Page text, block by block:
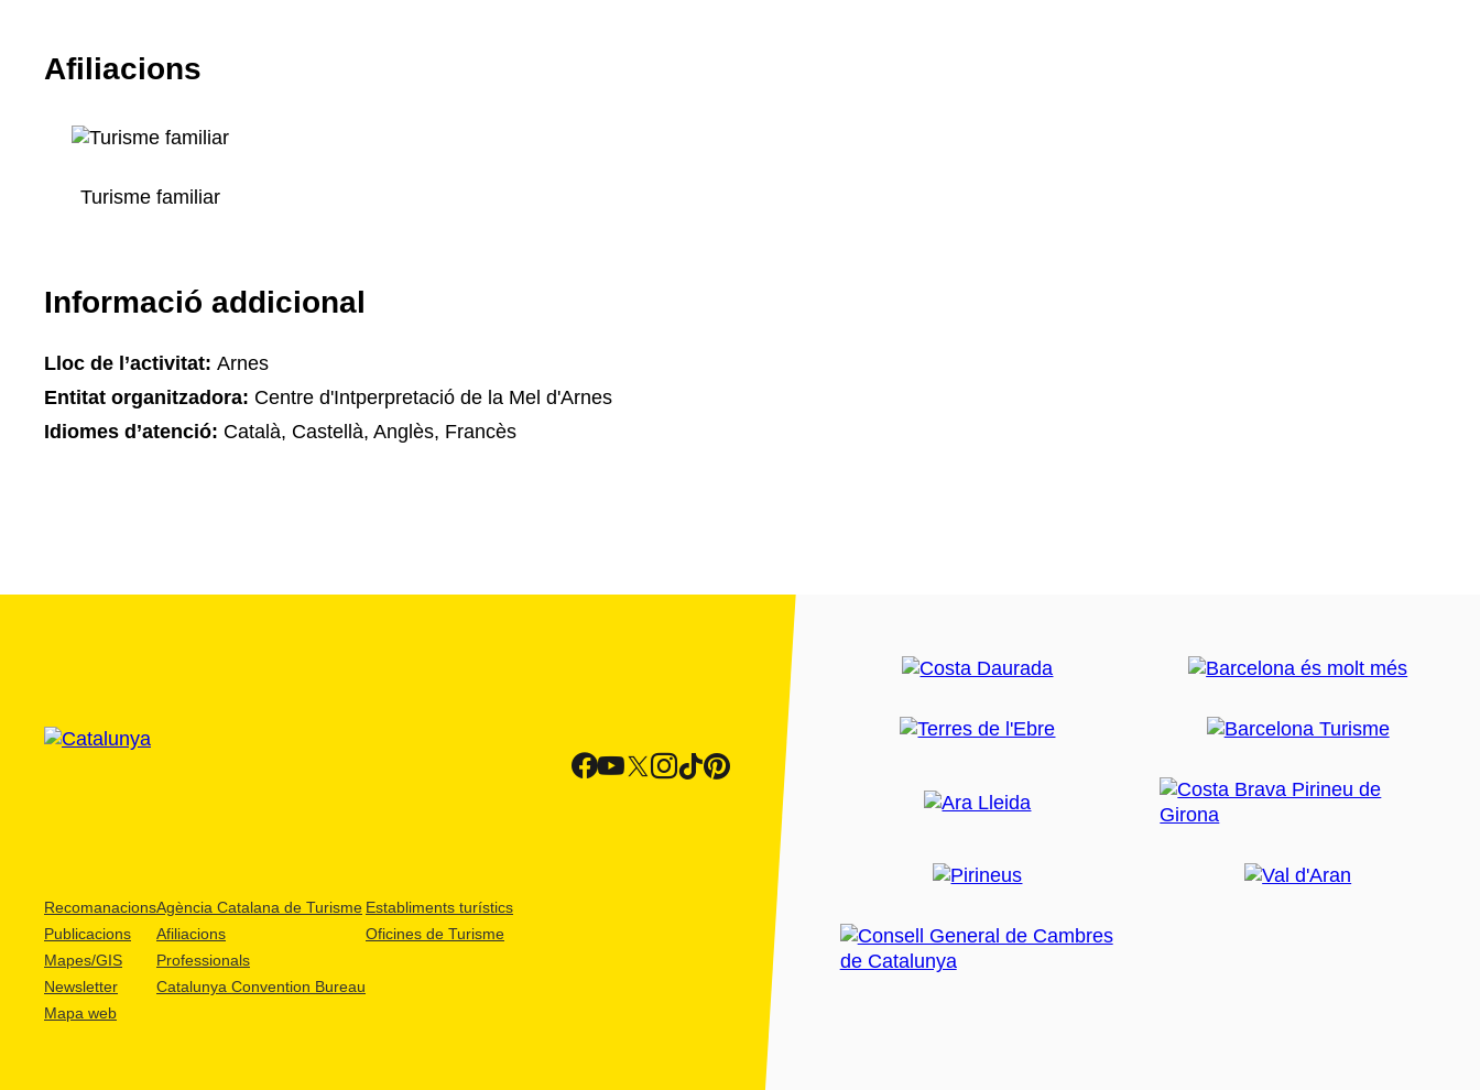
Afiliacions
Turisme familiar
Informació addicional
Lloc de l’activitat: Arnes
Entitat organitzadora: Centre d'Intperpretació de la Mel d'Arnes
Idiomes d’atenció: Català, Castellà, Anglès, Francès
Recomanacions
Publicacions
Mapes/GIS
Newsletter
Mapa web
Agència Catalana de Turisme
Afiliacions
Professionals
Catalunya Convention Bureau
Establiments turístics
Oficines de Turisme